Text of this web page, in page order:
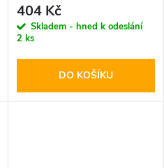
404 Kč
Skladem - hned k odeslání
2 ks
DO KOŠÍKU